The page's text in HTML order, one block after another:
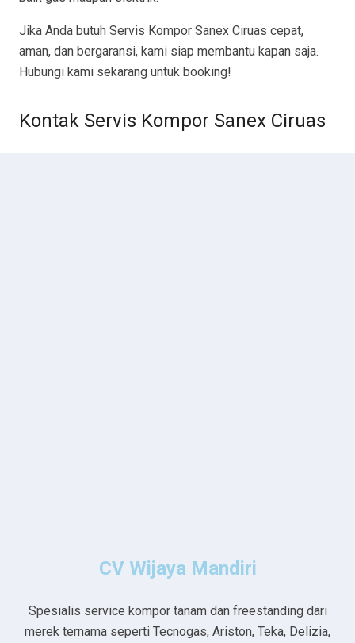
Jika Anda butuh Servis Kompor Sanex Ciruas cepat,
aman, dan bergaransi, kami siap membantu kapan saja.
Hubungi kami sekarang untuk booking!
Kontak Servis Kompor Sanex Ciruas
CV Wijaya Mandiri
Spesialis service kompor tanam dan freestanding dari
merek ternama seperti Tecnogas, Ariston, Teka, Delizia,